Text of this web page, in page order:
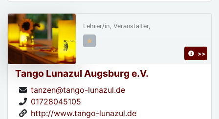
Tango Lunazul Augsburg e.V.
tanzen@tango-lunazul.de
01728045105
http://www.tango-lunazul.de
Lehrer/in, Veranstalter,
>>